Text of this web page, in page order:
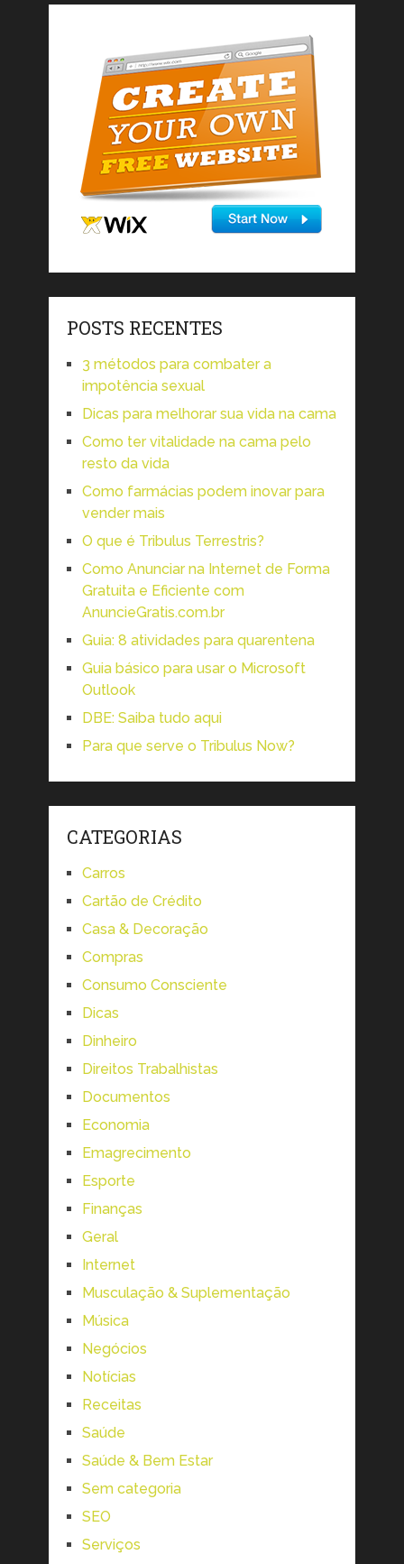
POSTS RECENTES
3 métodos para combater a
impotência sexual
Dicas para melhorar sua vida na cama
Como ter vitalidade na cama pelo
resto da vida
Como farmácias podem inovar para
vender mais
O que é Tribulus Terrestris?
Como Anunciar na Internet de Forma
Gratuita e Eficiente com
AnuncieGratis.com.br
Guia: 8 atividades para quarentena
Guia básico para usar o Microsoft
Outlook
DBE: Saiba tudo aqui
Para que serve o Tribulus Now?
CATEGORIAS
Carros
Cartão de Crédito
Casa & Decoração
Compras
Consumo Consciente
Dicas
Dinheiro
Direitos Trabalhistas
Documentos
Economia
Emagrecimento
Esporte
Finanças
Geral
Internet
Musculação & Suplementação
Música
Negócios
Notícias
Receitas
Saúde
Saúde & Bem Estar
Sem categoria
SEO
Serviços